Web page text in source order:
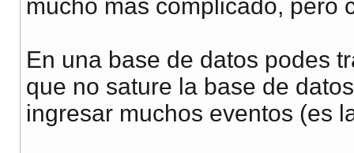
mucho más complicado, pero
En una base de datos podes
que no sature la base de
ingresar muchos eventos (es